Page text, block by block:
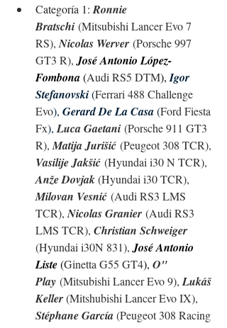
Categoría 1: Ronnie
Bratschi (Mitsubishi Lancer Evo 7
RS), Nicolas Werver (Porsche 997
GT3 R), José Antonio López-
Fombona (Audi RS5 DTM), Igor
Stefanovski(Ferrari 488 Challenge
Evo), Gerard De La Casa (Ford Fiesta
Fx), Luca Gaetani (Porsche 911 GT3
R), Matija Jurišić (Peugeot 308 TCR),
Vasilije Jakšić (Hyundai i30 N TCR),
Anže Dovjak (Hyundai i30 TCR),
Milovan Vesnić (Audi RS3 LMS
TCR), Nicolas Granier (Audi RS3
LMS TCR), Christian Schweiger
(Hyundai i30N 831), José Antonio
Liste (Ginetta G55 GT4), O"
Play (Mitsubishi Lancer Evo 9), Lukáš
Keller (Mitshubishi Lancer Evo IX),
Stéphane García (Peugeot 308 Racing